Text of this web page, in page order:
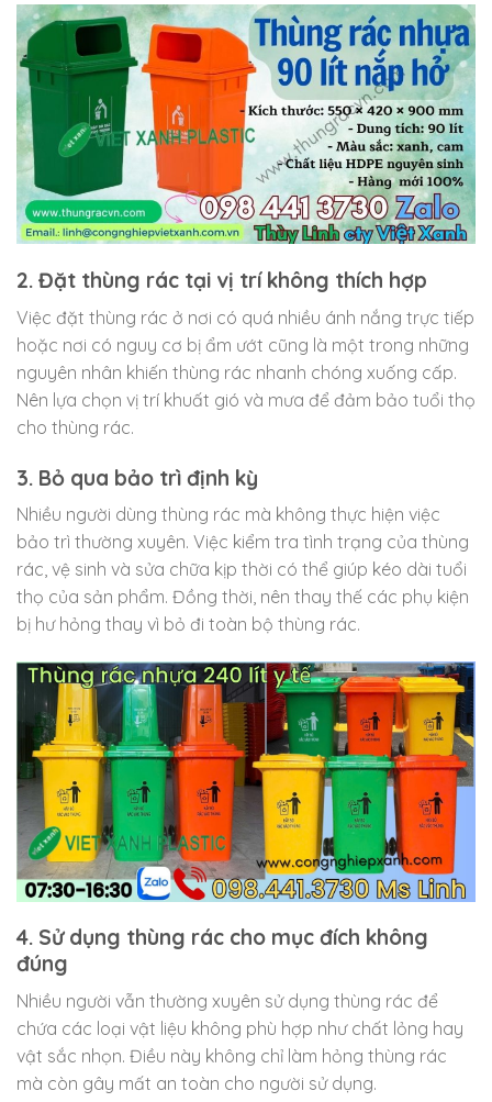
2. Đặt thùng rác tại vị trí không thích hợp
Việc đặt thùng rác ở nơi có quá nhiều ánh nắng trực tiếp
hoặc nơi có nguy cơ bị ẩm ướt cũng là một trong những
nguyên nhân khiến thùng rác nhanh chóng xuống cấp.
Nên lựa chọn vị trí khuất gió và mưa để đảm bảo tuổi thọ
cho thùng rác.
3. Bỏ qua bảo trì định kỳ
Nhiều người dùng thùng rác mà không thực hiện việc
bảo trì thường xuyên. Việc kiểm tra tình trạng của thùng
rác, vệ sinh và sửa chữa kịp thời có thể giúp kéo dài tuổi
thọ của sản phẩm. Đồng thời, nên thay thế các phụ kiện
bị hư hỏng thay vì bỏ đi toàn bộ thùng rác.
4. Sử dụng thùng rác cho mục đích không
đúng
Nhiều người vẫn thường xuyên sử dụng thùng rác để
chứa các loại vật liệu không phù hợp như chất lỏng hay
vật sắc nhọn. Điều này không chỉ làm hỏng thùng rác
mà còn gây mất an toàn cho người sử dụng.